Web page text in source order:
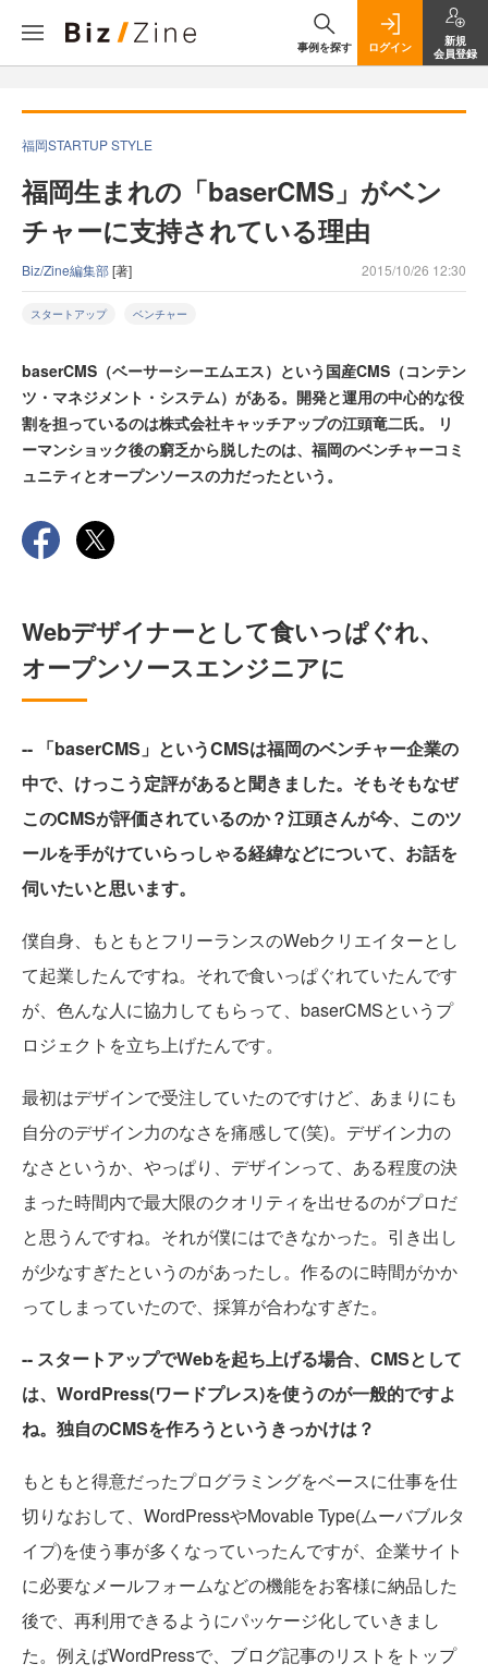
事例を探す ログイン
新規
会員登録
福岡STARTUP STYLE
福岡生まれの「baserCMS」がベン
チャーに支持されている理由
Biz/Zine編集部[著] 2015/10/26 12:30
スタートアップ ベンチャー
baserCMS（ベーサーシーエムエス）という国産CMS（コンテン
ツ・マネジメント・システム）がある。開発と運用の中心的な役
割を担っているのは株式会社キャッチアップの江頭竜二氏。 リ
ーマンショック後の窮乏から脱したのは、福岡のベンチャーコミ
ュニティとオープンソースの力だったという。
Webデザイナーとして食いっぱぐれ、
オープンソースエンジニアに
-- 「baserCMS」というCMSは福岡のベンチャー企業の
中で、けっこう定評があると聞きました。そもそもなぜ
このCMSが評価されているのか？江頭さんが今、このツ
ールを手がけていらっしゃる経緯などについて、お話を
伺いたいと思います。
僕自身、もともとフリーランスのWebクリエイターとし
て起業したんですね。それで食いっぱぐれていたんです
が、色んな人に協力してもらって、baserCMSというプ
ロジェクトを立ち上げたんです。
最初はデザインで受注していたのですけど、あまりにも
自分のデザイン力のなさを痛感して(笑)。デザイン力の
なさというか、やっぱり、デザインって、ある程度の決
まった時間内で最大限のクオリティを出せるのがプロだ
と思うんですね。それが僕にはできなかった。引き出し
が少なすぎたというのがあったし。作るのに時間がかか
ってしまっていたので、採算が合わなすぎた。
-- スタートアップでWebを起ち上げる場合、CMSとして
は、WordPress(ワードプレス)を使うのが一般的ですよ
ね。独自のCMSを作ろうというきっかけは？
もともと得意だったプログラミングをベースに仕事を仕
切りなおして、WordPressやMovable Type(ムーバブルタ
イプ)を使う事が多くなっていったんですが、企業サイト
に必要なメールフォームなどの機能をお客様に納品した
後で、再利用できるようにパッケージ化していきまし
た。例えばWordPressで、ブログ記事のリストをトップ